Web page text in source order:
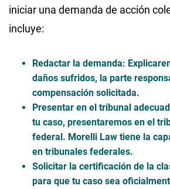
iniciar una demanda de acción
incluye:
Redactar la demanda:
daños sufridos, la parte
compensación solicitada.
Presentar en el tribunal
tu caso, presentaremos en el
federal. Morelli Law tiene la
en tribunales federales.
Solicitar la certificación de la
para que tu caso sea